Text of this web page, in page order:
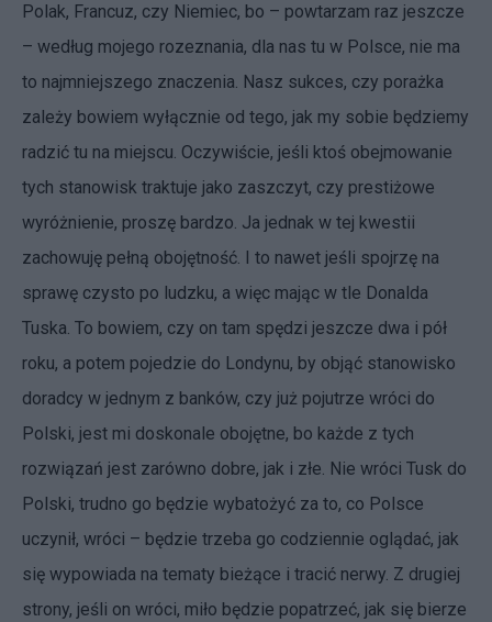
Polak, Francuz, czy Niemiec, bo – powtarzam raz jeszcze
– według mojego rozeznania, dla nas tu w Polsce, nie ma
to najmniejszego znaczenia. Nasz sukces, czy porażka
zależy bowiem wyłącznie od tego, jak my sobie będziemy
radzić tu na miejscu. Oczywiście, jeśli ktoś obejmowanie
tych stanowisk traktuje jako zaszczyt, czy prestiżowe
wyróżnienie, proszę bardzo. Ja jednak w tej kwestii
zachowuję pełną obojętność. I to nawet jeśli spojrzę na
sprawę czysto po ludzku, a więc mając w tle Donalda
Tuska. To bowiem, czy on tam spędzi jeszcze dwa i pół
roku, a potem pojedzie do Londynu, by objąć stanowisko
doradcy w jednym z banków, czy już pojutrze wróci do
Polski, jest mi doskonale obojętne, bo każde z tych
rozwiązań jest zarówno dobre, jak i złe. Nie wróci Tusk do
Polski, trudno go będzie wybatożyć za to, co Polsce
uczynił, wróci – będzie trzeba go codziennie oglądać, jak
się wypowiada na tematy bieżące i tracić nerwy. Z drugiej
strony, jeśli on wróci, miło będzie popatrzeć, jak się bierze